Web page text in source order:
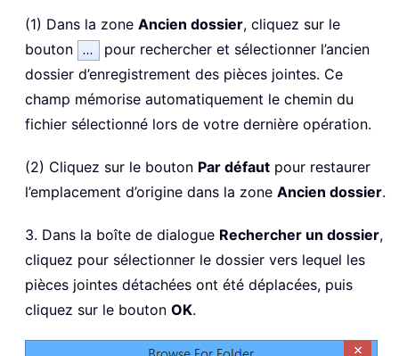
(1) Dans la zone Ancien dossier, cliquez sur le
bouton
pour rechercher et sélectionner l’ancien
dossier d’enregistrement des pièces jointes. Ce
champ mémorise automatiquement le chemin du
fichier sélectionné lors de votre dernière opération.
(2) Cliquez sur le bouton Par défaut pour restaurer
l’emplacement d’origine dans la zone Ancien dossier.
3. Dans la boîte de dialogue Rechercher un dossier,
cliquez pour sélectionner le dossier vers lequel les
pièces jointes détachées ont été déplacées, puis
cliquez sur le bouton OK.